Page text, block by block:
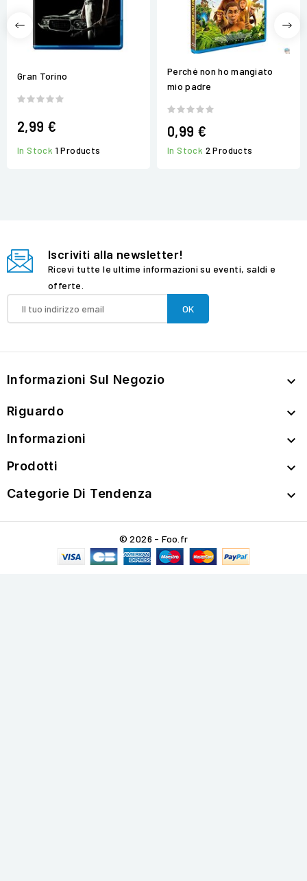
Gran Torino
2,99 €
In Stock 1 Products
Perché non ho mangiato
mio padre
0,99 €
In Stock 2 Products
Iscriviti alla newsletter!
Ricevi tutte le ultime informazioni su eventi, saldi e
offerte.
Informazioni Sul Negozio 
Riguardo 
Informazioni 
Prodotti 
Categorie Di Tendenza 
© 2026 - Foo.fr